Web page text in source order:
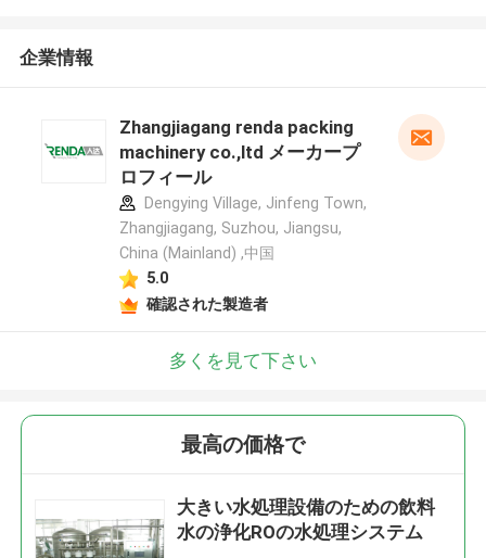
企業情報
Zhangjiagang renda packing
machinery co.,ltd メーカープ
ロフィール
Dengying Village, Jinfeng Town,
Zhangjiagang, Suzhou, Jiangsu,
China (Mainland) ,中国
5.0
確認された製造者
多くを見て下さい
最高の価格で
大きい水処理設備のための飲料
水の浄化ROの水処理システム